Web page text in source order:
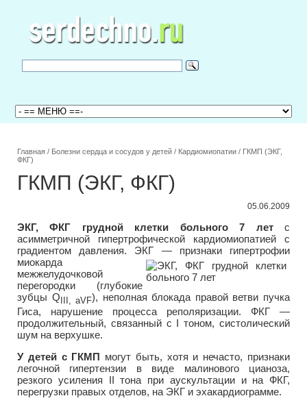
Главная / Болезни сердца и сосудов у детей / Кардиомиопатии / ГКМП (ЭКГ,
ФКГ)
ГКМП (ЭКГ, ФКГ)
05.06.2009
ЭКГ, ФКГ грудной клетки больного 7 летс
асимметричной гипертрофической кардиомиопатией с
градиентом давления. ЭКГ — признаки гипертрофии
миокарда
межжелудочковой
перегородки (глубокие
зубцы Q
,aVF), неполная блокада правой ветви пучка
Гиса, нарушение процесса реполяризации. ФКГ —
продолжительный, связанный с I тоном, систолический
шум на верхушке.
У детей с ГКМП могут быть, хотя и нечасто, признаки
легочной гипертензии в виде малинового цианоза,
резкого усиления II тона при аускультации и на ФКГ,
перегрузки правых отделов, на ЭКГ и эхакардиограмме.